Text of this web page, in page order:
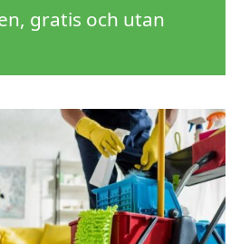
gratis och utan